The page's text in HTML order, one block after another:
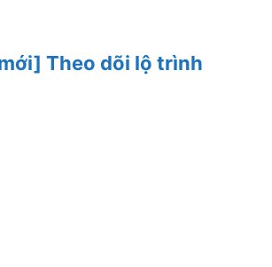
Theo dõi lộ trình